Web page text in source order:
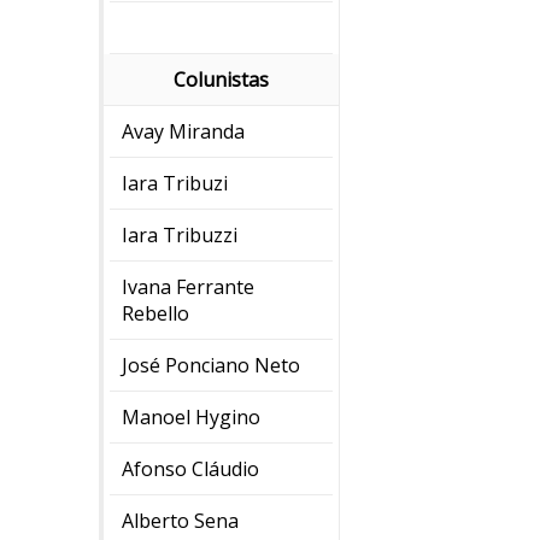
Colunistas
Avay Miranda
Iara Tribuzi
Iara Tribuzzi
Ivana Ferrante
Rebello
José Ponciano Neto
Manoel Hygino
Afonso Cláudio
Alberto Sena